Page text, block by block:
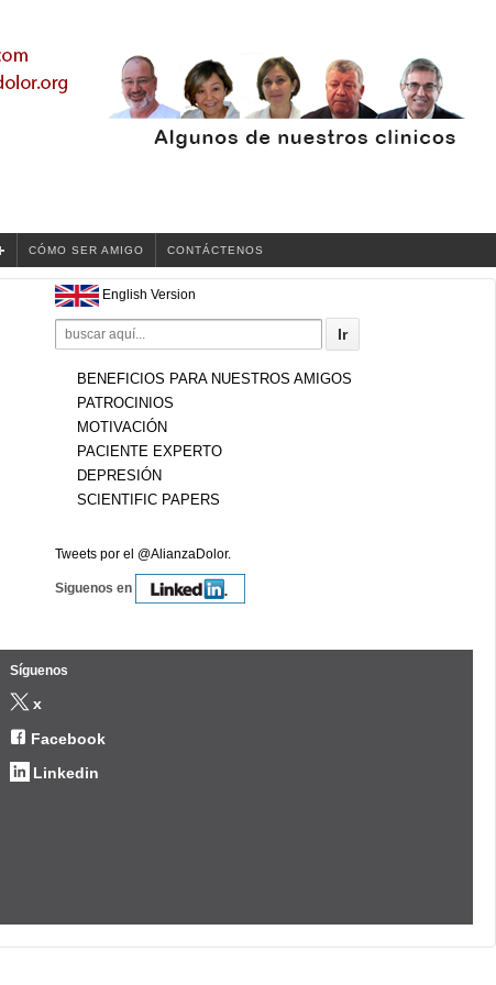
CÓMO SER AMIGO CONTÁCTENOS
English Version
Search
for:
BENEFICIOS PARA NUESTROS AMIGOS
PATROCINIOS
MOTIVACIÓN
PACIENTE EXPERTO
DEPRESIÓN
SCIENTIFIC PAPERS
Tweets por el @AlianzaDolor.
Siguenos en
Síguenos
x
Facebook
Linkedin